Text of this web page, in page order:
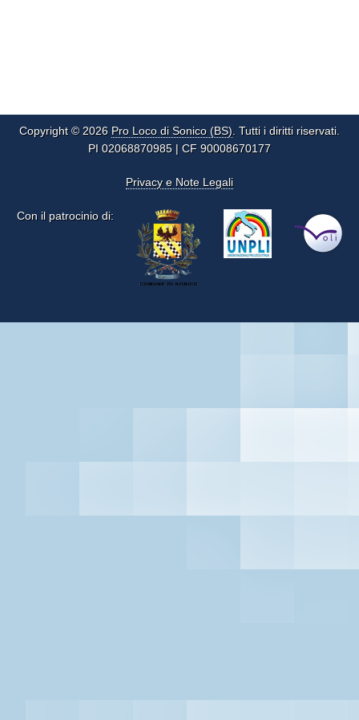
Copyright © 2026 Pro Loco di Sonico (BS). Tutti i diritti riservati.
PI 02068870985 | CF 90008670177
Privacy e Note Legali
Con il patrocinio di: